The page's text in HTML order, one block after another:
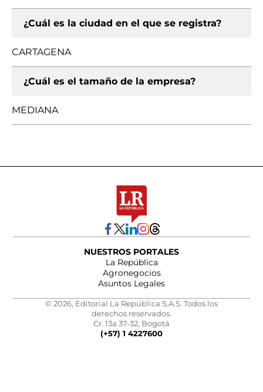
¿Cuál es la ciudad en el que se registra?
CARTAGENA
¿Cuál es el tamaño de la empresa?
MEDIANA
NUESTROS PORTALES
La República
Agronegocios
Asuntos Legales
© 2026, Editorial La República S.A.S. Todos los
derechos reservados.
Cr. 13a 37-32, Bogotá
(+57) 1 4227600